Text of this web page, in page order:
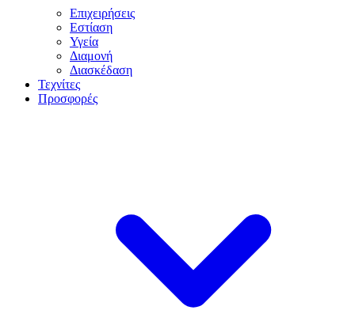
Επιχειρήσεις
Εστίαση
Υγεία
Διαμονή
Διασκέδαση
Τεχνίτες
Προσφορές